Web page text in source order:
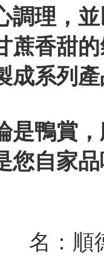
調理，
蔗香甜
成系列
是鴨賞
您自家
：順